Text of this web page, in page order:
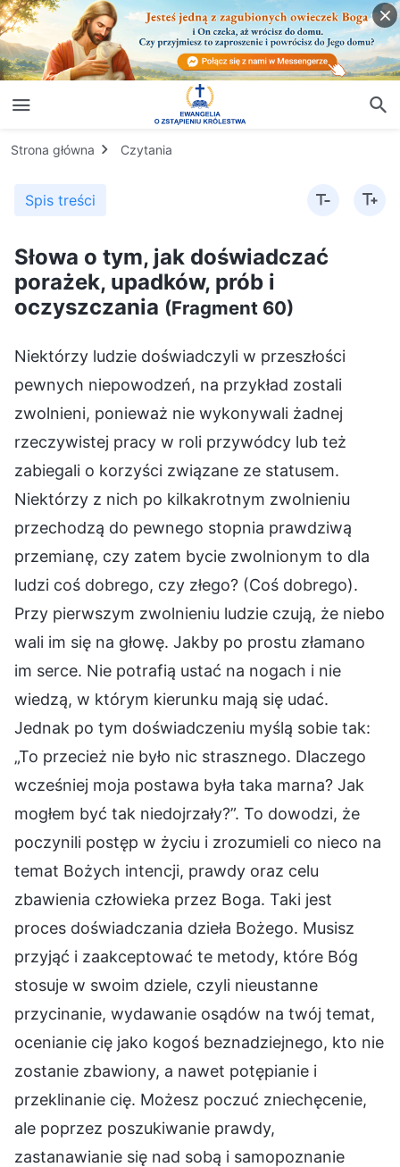
Strona główna Czytania
Spis treści
Słowa o tym, jak doświadczać
porażek, upadków, prób i
oczyszczania (Fragment 60)
Niektórzy ludzie doświadczyli w przeszłości
pewnych niepowodzeń, na przykład zostali
zwolnieni, ponieważ nie wykonywali żadnej
rzeczywistej pracy w roli przywódcy lub też
zabiegali o korzyści związane ze statusem.
Niektórzy z nich po kilkakrotnym zwolnieniu
przechodzą do pewnego stopnia prawdziwą
przemianę, czy zatem bycie zwolnionym to dla
ludzi coś dobrego, czy złego? (Coś dobrego).
Przy pierwszym zwolnieniu ludzie czują, że niebo
wali im się na głowę. Jakby po prostu złamano
im serce. Nie potrafią ustać na nogach i nie
wiedzą, w którym kierunku mają się udać.
Jednak po tym doświadczeniu myślą sobie tak:
„To przecież nie było nic strasznego. Dlaczego
wcześniej moja postawa była taka marna? Jak
mogłem być tak niedojrzały?”. To dowodzi, że
poczynili postęp w życiu i zrozumieli co nieco na
temat Bożych intencji, prawdy oraz celu
zbawienia człowieka przez Boga. Taki jest
proces doświadczania dzieła Bożego. Musisz
przyjąć i zaakceptować te metody, które Bóg
stosuje w swoim dziele, czyli nieustanne
przycinanie, wydawanie osądów na twój temat,
ocenianie cię jako kogoś beznadziejnego, kto nie
zostanie zbawiony, a nawet potępianie i
przeklinanie cię. Możesz poczuć zniechęcenie,
ale poprzez poszukiwanie prawdy,
zastanawianie się nad sobą i samopoznanie